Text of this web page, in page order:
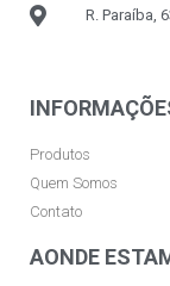
R. Paraíba,
Produtos
Quem Somos
Contato
AONDE